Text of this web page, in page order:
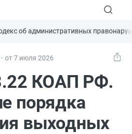
об административных
от 7 июля 2026
КОАП РФ.
порядка
выходных